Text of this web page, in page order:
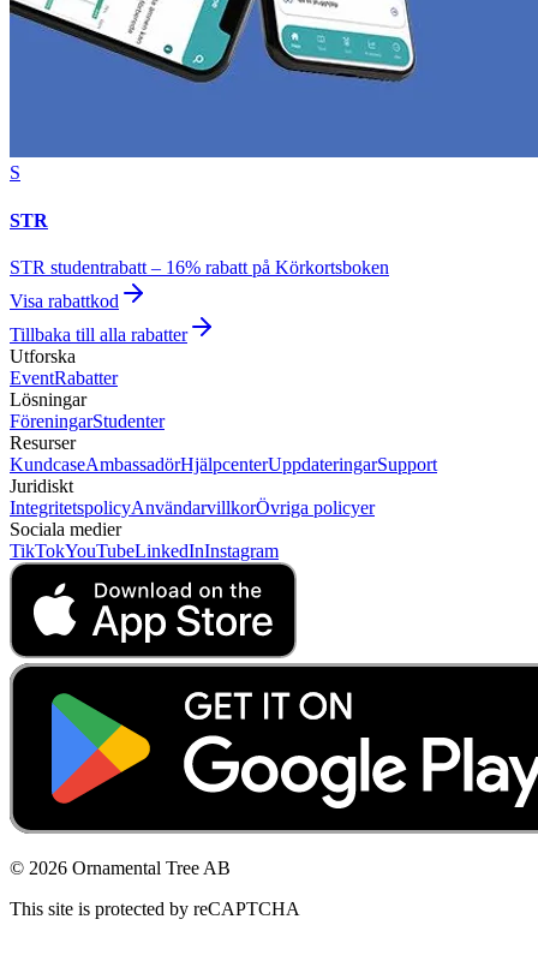
S
STR
STR studentrabatt – 16% rabatt på Körkortsboken
Visa rabattkod
Tillbaka till alla rabatter
Utforska
EventRabatter
Lösningar
FöreningarStudenter
Resurser
KundcaseAmbassadörHjälpcenterUppdateringarSupport
Juridiskt
IntegritetspolicyAnvändarvillkorÖvriga policyer
Sociala medier
TikTokYouTubeLinkedInInstagram
© 2026 Ornamental Tree AB
This site is protected by reCAPTCHA